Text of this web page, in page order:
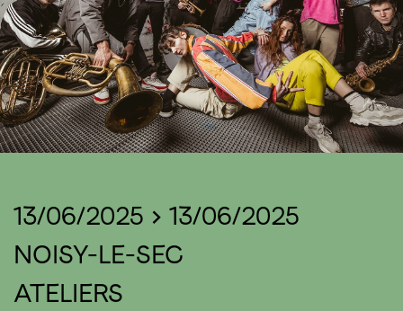
13/06/2025 > 13/06/2025
NOISY-LE-SEC
ATELIERS